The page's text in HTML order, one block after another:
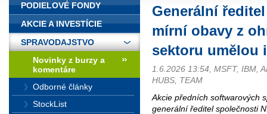
Generální
mírní obavy z
sektoru umělou
1.6.2026 13:54, MSFT, IBM,
HUBS, TEAM
Akcie předních softwarových
generální ředitel společnosti
PODIELOVÉ FONDY
AKCIE A INVESTÍCIE
SPRAVODAJSTVO
Novinky z burzy a
komentáre
Odborné články
StockList